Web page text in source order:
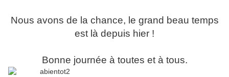
Nous avons de la chance, le grand beau temps
est là depuis hier !
Bonne journée à toutes et à tous.